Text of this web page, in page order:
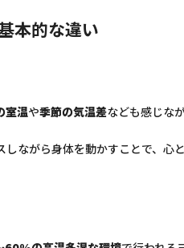
本的な違い
室温や季節の気温差なども感じな
しながら身体を動かすことで、心と